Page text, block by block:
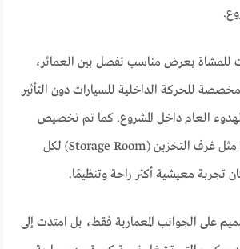
للمشاة بعرض مناسب تفصل بين العمائر،
للحركة الداخلية للسيارات دون التأثير
العام داخل المشروع. كما تم تخصيص
مناطق خدمية داخلية مثل غرف التخزين (Storage Room) لكل
تجربة معيشية أكثر راحة وتنظيمًا.
على الجوانب المعمارية فقط، بل امتدت إلى